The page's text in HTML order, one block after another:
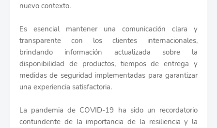
nuevo contexto.
Es esencial mantener una comunicación clara y
transparente con los clientes internacionales,
brindando información actualizada sobre la
disponibilidad de productos, tiempos de entrega y
medidas de seguridad implementadas para garantizar
una experiencia satisfactoria.
La pandemia de COVID-19 ha sido un recordatorio
contundente de la importancia de la resiliencia y la